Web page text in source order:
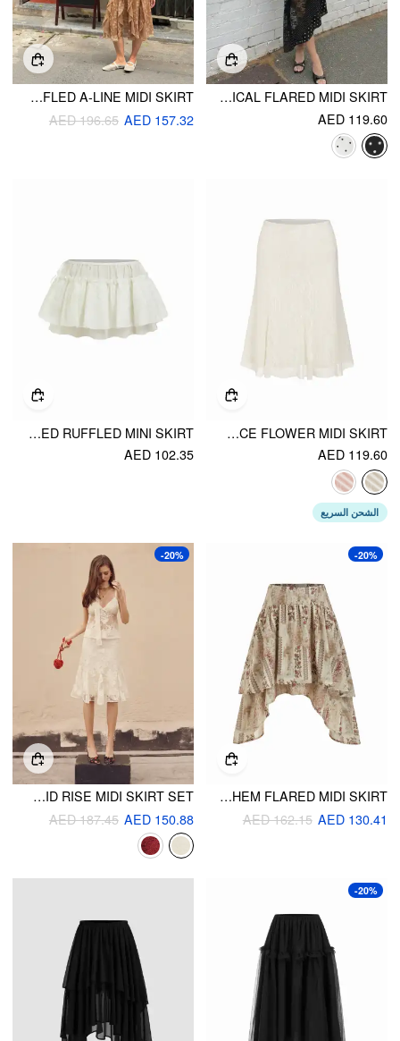
SATIN LOW RISE POLKA DOT LACE PANEL ASYMMETRICAL FLARED MIDI SKIRT
AED 119.60
CHIFFON MID RISE PLACEMENT GRAPHIC RUFFLED A-LINE MIDI SKIRT
AED 157.32
AED 196.65
COTTON-BLEND A LINE MID RISE LACE FLOWER MIDI SKIRT
AED 119.60
الشحن السريع
COTTON-BLEND CHIFFON TEXTURED LAYERED RUFFLED MINI SKIRT
AED 102.35
-20%
FLORAL RUFFLED ASYMMETRICAL HEM FLARED MIDI SKIRT
AED 130.41
AED 162.15
-20%
LACE V-NECK CAMI TOP & MID RISE MIDI SKIRT SET
AED 150.88
AED 187.45
-20%